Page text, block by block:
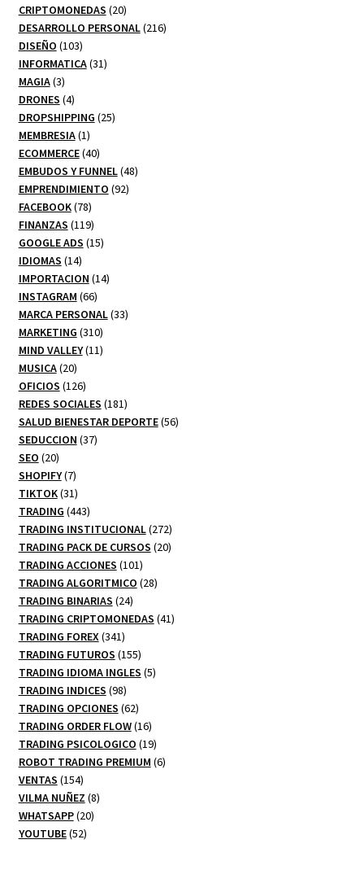
productos
CRIPTOMONEDAS 2020
productos
DESARROLLO PERSONAL 216216
DISEÑO 103103
productos
INFORMATICA 3131
MAGIA 33
productos
DRONES 44
productos
DROPSHIPPING 2525
MEMBRESIA 11
producto
ECOMMERCE 4040
productos
EMBUDOS Y FUNNEL 4848
EMPRENDIMIENTO 9292
FACEBOOK 7878
productos
FINANZAS 119119
productos
GOOGLE ADS 1515
IDIOMAS 1414
productos
IMPORTACION 1414
INSTAGRAM 6666
productos
MARCA PERSONAL 3333
MARKETING 310310
productos
MIND VALLEY 1111
MUSICA 2020
productos
OFICIOS 126126
productos
REDES SOCIALES 181181
productos
SALUD BIENESTAR DEPORTE 5656
SEDUCCION 3737
SEO 2020
productos
SHOPIFY 77
productos
TIKTOK 3131
productos
TRADING 443443
productos
TRADING INSTITUCIONAL 272272
productos
TRADING PACK DE CURSOS 2020
TRADING ACCIONES 101101
productos
TRADING ALGORITMICO 2828
TRADING BINARIAS 2424
productos
TRADING CRIPTOMONEDAS 4141
TRADING FOREX 341341
productos
TRADING FUTUROS 155155
productos
TRADING IDIOMA INGLES 55
TRADING INDICES 9898
productos
TRADING OPCIONES 6262
productos
TRADING ORDER FLOW 1616
productos
TRADING PSICOLOGICO 1919
productos
ROBOT TRADING PREMIUM 66
VENTAS 154154
productos
VILMA NUÑEZ 88
WHATSAPP 2020
YOUTUBE 5252